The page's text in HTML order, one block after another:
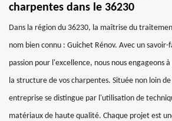
charpentes dans le 36230
Dans la région du 36230, la maîtrise du
nom bien connu : Guichet Rénov. Avec un
passion pour l'excellence, nous nous engageons
la structure de vos charpentes. Située non loin
entreprise se distingue par l'utilisation de
matériaux de haute qualité. Chaque projet est